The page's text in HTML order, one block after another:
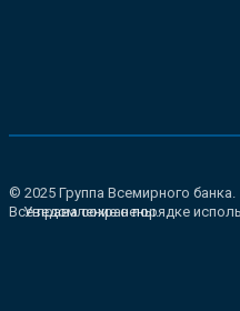
© 2025 Группа Всемирного банка.
Все права сохранены.
Уведомление о порядке